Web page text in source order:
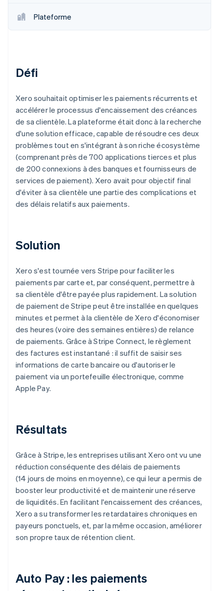
Radar
Prévention de la fraude
Climate
Élimination du carbone
Vérification de l'identité
Stripe Sessions 2026
Découvrez comment Stripe construit l’infrastructure
Regarder la vidéo
Plateforme
Défi
Xero souhaitait optimiser les paiements récurrents et
accélérer le processus d'encaissement des créances
de sa clientèle. La plateforme était donc à la recherche
d'une solution efficace, capable de résoudre ces deux
problèmes tout en s'intégrant à son riche écosystème
(comprenant près de 700 applications tierces et plus
de 200 connexions à des banques et fournisseurs de
services de paiement). Xero avait pour objectif final
d'éviter à sa clientèle une partie des complications et
des délais relatifs aux paiements.
Solution
Xero s'est tournée vers Stripe pour faciliter les
paiements par carte et, par conséquent, permettre à
sa clientèle d'être payée plus rapidement. La solution
de paiement de Stripe peut être installée en quelques
minutes et permet à la clientèle de Xero d'économiser
des heures (voire des semaines entières) de relance
de paiements. Grâce à Stripe Connect, le règlement
des factures est instantané : il suffit de saisir ses
informations de carte bancaire ou d'autoriser le
paiement via un portefeuille électronique, comme
Apple Pay.
Résultats
Grâce à Stripe, les entreprises utilisant Xero ont vu une
réduction conséquente des délais de paiements
(14 jours de moins en moyenne), ce qui leur a permis de
booster leur productivité et de maintenir une réserve
de liquidités. En facilitant l'encaissement des créances,
Xero a su transformer les retardataires chroniques en
payeurs ponctuels, et, par la même occasion, améliorer
son propre taux de rétention client.
Auto Pay : les paiements